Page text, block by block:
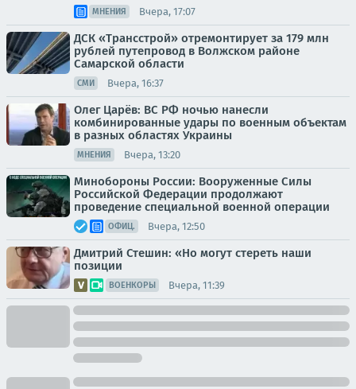
МНЕНИЯ Вчера, 17:07
ДСК «Трансстрой» отремонтирует за 179 млн
рублей путепровод в Волжском районе
Самарской области
СМИ Вчера, 16:37
Олег Царёв: ВС РФ ночью нанесли
комбинированные удары по военным объектам
в разных областях Украины
МНЕНИЯ Вчера, 13:20
Минобороны России: Вооруженные Силы
Российской Федерации продолжают
проведение специальной военной операции
ОФИЦ. Вчера, 12:50
Дмитрий Стешин: «Но могут стереть наши
позиции
ВОЕНКОРЫ Вчера, 11:39